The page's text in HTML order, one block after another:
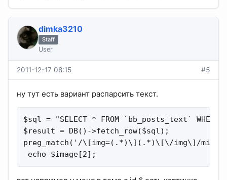
dimka3210
Staff
User
2011-12-17 08:15 #5
ну тут есть вариант распарсить текст.
$sql = "SELECT * FROM `bb_posts_text`
$result = DB()->fetch_row($sql);
preg_match('/\[img=(.*)\](.*)\[\/img\]/
echo $image[2];